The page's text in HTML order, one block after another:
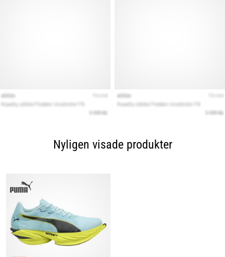
Nyligen visade produkter